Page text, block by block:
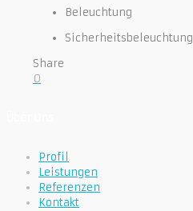
Beleuchtung
Sicherheitsbeleuchtung
Share
0
Profil
Leistungen
Referenzen
Kontakt